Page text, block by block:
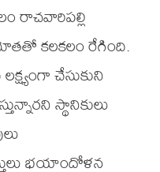
రాచవారిపల్లి
కలకలం రేగింది.
చేసుకుని
స్థానికులు
భయాందోళన